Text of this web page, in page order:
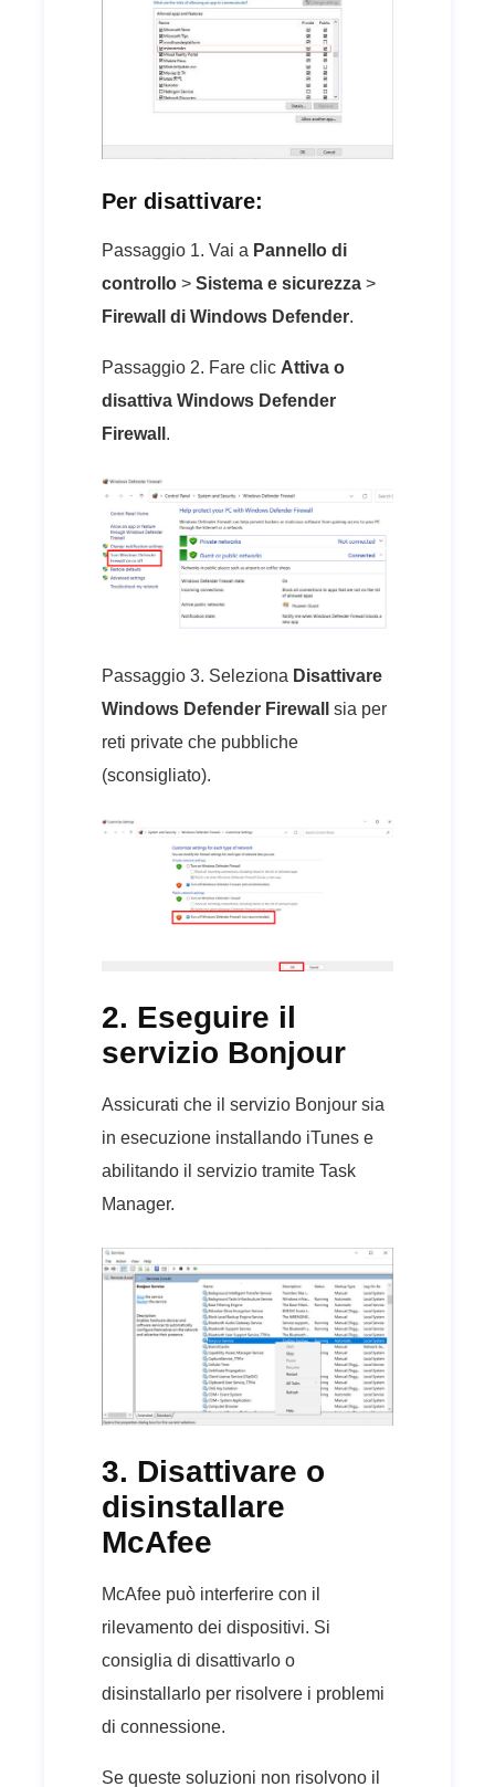
Per disattivare:
Passaggio 1. Vai a Pannello di
controllo > Sistema e sicurezza >
Firewall di Windows Defender.
Passaggio 2. Fare clic Attiva o
disattiva Windows Defender
Firewall .
Passaggio 3. Seleziona Disattivare
Windows Defender Firewall
sia per
reti private che pubbliche
(sconsigliato).
2. Eseguire il
servizio Bonjour
Assicurati che il servizio Bonjour sia
in esecuzione installando iTunes e
abilitando il servizio tramite Task
Manager.
3. Disattivare o
disinstallare
McAfee
McAfee può interferire con il
rilevamento dei dispositivi. Si
consiglia di disattivarlo o
disinstallarlo per risolvere i problemi
di connessione.
Se queste soluzioni non risolvono il